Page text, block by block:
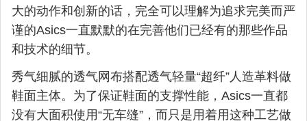
大的动作和创新的话，完全可以理解为追求完美而严
谨的Asics一直默默的在完善他们已经有的那些作品
和技术的细节。
秀气细腻的透气网布搭配透气轻量“超纤”人造革料做
鞋面主体。为了保证鞋面的支撑性能，Asics一直都
没有大面积使用“无车缝”，而只是用着用这种工艺做